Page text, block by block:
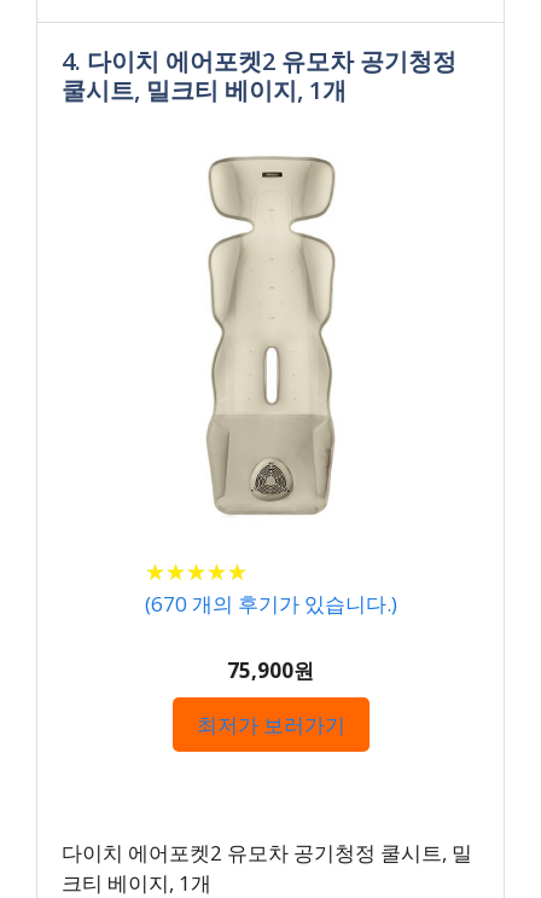
4. 다이치 에어포켓2 유모차 공기청정
쿨시트, 밀크티 베이지, 1개
★★★★★
★★★★★
(670 개의 후기가 있습니다.)
75,900원
최저가 보러가기
다이치 에어포켓2 유모차 공기청정 쿨시트, 밀
크티 베이지, 1개